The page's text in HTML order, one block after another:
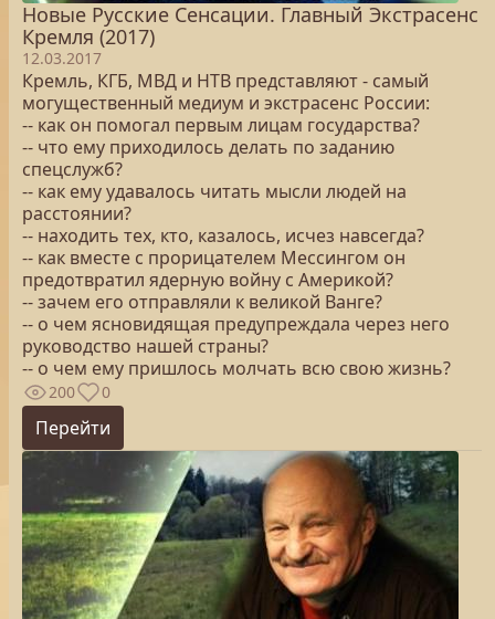
Новые Русские Сенсации. Главный Экстрасенс
Кремля (2017)
12.03.2017
Кремль, КГБ, МВД и НТВ представляют - самый
могущественный медиум и экстрасенс России:
-- как он помогал первым лицам государства?
-- что ему приходилось делать по заданию
спецслужб?
-- как ему удавалось читать мысли людей на
расстоянии?
-- находить тех, кто, казалось, исчез навсегда?
-- как вместе с прорицателем Мессингом он
предотвратил ядерную войну с Америкой?
-- зачем его отправляли к великой Ванге?
-- о чем ясновидящая предупреждала через него
руководство нашей страны?
-- о чем ему пришлось молчать всю свою жизнь?
200 0
Перейти